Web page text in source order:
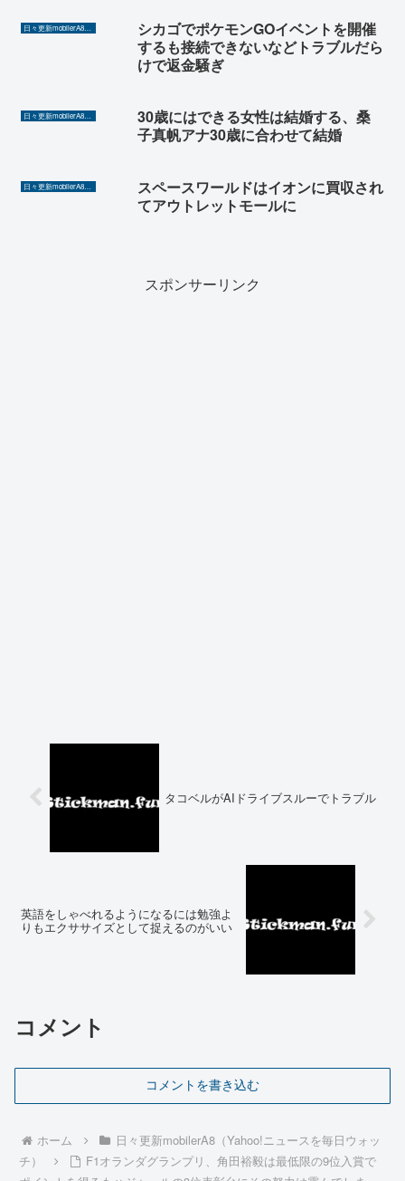
シカゴでポケモンGOイベントを開催
するも接続できないなどトラブルだら
けで返金騒ぎ
日々更新mobilerA8（Yahoo!ニュースを毎日ウォッチ）
30歳にはできる女性は結婚する、桑
子真帆アナ30歳に合わせて結婚
スペースワールドはイオンに買収され
てアウトレットモールに
スポンサーリンク
タコベルがAIドライブスルーでトラブル
英語をしゃべれるようになるには勉強よ
りもエクササイズとして捉えるのがいい
コメント
コメントを書き込む
ホーム
日々更新mobilerA8（Yahoo!ニュースを毎日ウォッ
チ）
F1オランダグランプリ、角田裕毅は最低限の9位入賞で